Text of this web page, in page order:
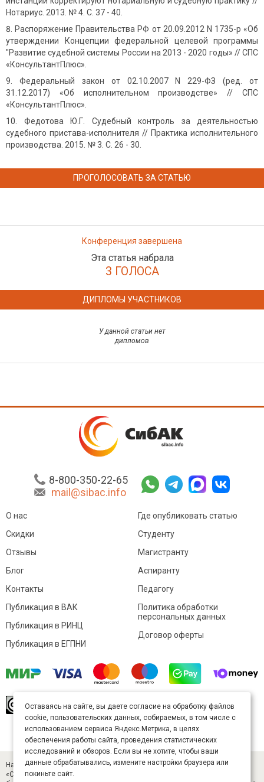
Нотариус. 2013. № 4. С. 37 - 40.
Распоряжение Правительства РФ от 20.09.2012 N 1735-р «Об
утверждении Концепции федеральной целевой программы
"Развитие судебной системы России на 2013 - 2020 годы» // СПС
«КонсультантПлюс».
Федеральный закон от 02.10.2007 N 229-ФЗ (ред. от
31.12.2017) «Об исполнительном производстве» // СПС
«КонсультантПлюс».
Федотова Ю.Г. Судебный контроль за деятельностью
судебного пристава-исполнителя // Практика исполнительного
производства. 2015. № 3. С. 26 - 30.
ПРОГОЛОСОВАТЬ ЗА СТАТЬЮ
Конференция завершена
Эта статья набрала
3 ГОЛОСА
ДИПЛОМЫ УЧАСТНИКОВ
У данной статьи нет
дипломов
8-800-350-22-65
mail@sibac.info
О нас
Скидки
Отзывы
Блог
Контакты
Где опубликовать статью
Студенту
Магистранту
Аспиранту
Педагогу
Публикация в ВАК
Публикация в РИНЦ
Публикация в ЕГПНИ
Политика обработки
персональных данных
Договор оферты
произведение доступно полицензии Creative
Commons «Attribution» («Атрибуция») 4.0
Непортированная.
Карта сайта
Научный журнал «Студенческий» (ISSN 2541-9412). Издатель — ООО
«СибАК» (ИНН 5402054157). Размещается в Научной электронной
Оставаясь на сайте, вы даете согласие на обработку файлов
cookie, пользовательских данных, собираемых, в том числе с
использованием сервиса Яндекс.Метрика, в целях
обеспечения работы сайта, проведения статистических
исследований и обзоров. Если вы не хотите, чтобы ваши
данные обрабатывались, измените настройки браузера или
покиньте сайт.